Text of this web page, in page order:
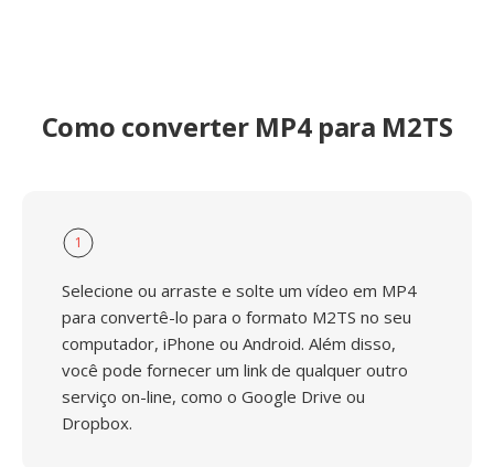
Como converter MP4 para M2TS
1
Selecione ou arraste e solte um vídeo em MP4
para convertê-lo para o formato M2TS no seu
computador, iPhone ou Android. Além disso,
você pode fornecer um link de qualquer outro
serviço on-line, como o Google Drive ou
Dropbox.